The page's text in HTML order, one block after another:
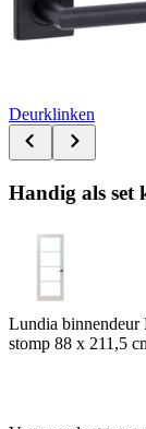
Deurklinken
Handig als set
Lundia binnendeur
stomp 88 x 211,5